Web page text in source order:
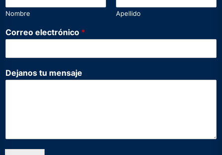
e
c
r
n
c
Nombre Apellido
Correo electrónico *
Dejanos tu mensaje